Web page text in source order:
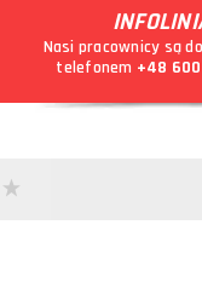
Nasi pracownicy są
telefonem +48